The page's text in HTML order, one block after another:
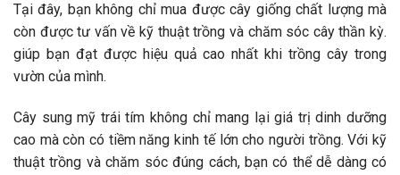
Tại đây, bạn không chỉ mua được cây giống chất lượng mà
còn được tư vấn về kỹ thuật trồng và chăm sóc cây thần kỳ.
giúp bạn đạt được hiệu quả cao nhất khi trồng cây trong
vườn của mình.
Cây sung mỹ trái tím không chỉ mang lại giá trị dinh dưỡng
cao mà còn có tiềm năng kinh tế lớn cho người trồng. Với kỹ
thuật trồng và chăm sóc đúng cách, bạn có thể dễ dàng có